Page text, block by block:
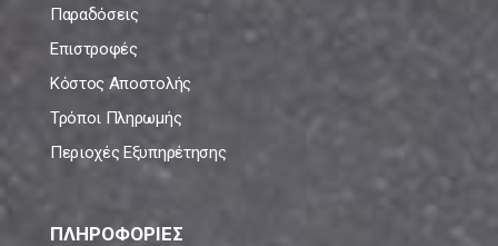
Παραδόσεις
Επιστροφές
Κόστος Αποστολής
Τρόποι Πληρωμής
Περιοχές Εξυπηρέτησης
ΠΛΗΡΟΦΟΡΙΕΣ